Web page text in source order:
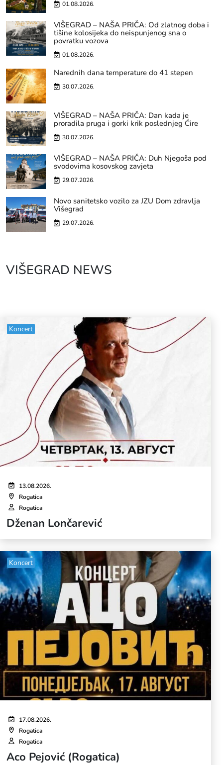
01.08.2026.
VIŠEGRAD – NAŠA PRIČA: Od zlatnog doba i
tišine kolosijeka do neispunjenog sna o
povratku vozova
01.08.2026.
Narednih dana temperature do 41 stepen
30.07.2026.
VIŠEGRAD – NAŠA PRIČA: Dan kada je
proradila pruga i gorki krik poslednjeg Ćire
30.07.2026.
VIŠEGRAD – NAŠA PRIČA: Duh Njegoša pod
svodovima kosovskog zavjeta
29.07.2026.
Novo sanitetsko vozilo za JZU Dom zdravlja
Višegrad
29.07.2026.
VIŠEGRAD NEWS
Koncert
13.08.2026.
Rogatica
Rogatica
Dženan Lončarević
Koncert
17.08.2026.
Rogatica
Rogatica
Aco Pejović (Rogatica)